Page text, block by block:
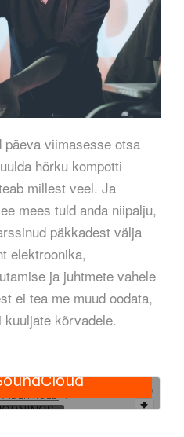
päeva viimasesse otsa
hõrku kompotti
millest veel. Ja
mees tuld anda niipalju,
päkkadest välja
elektroonika,
ja juhtmete vahele
ei tea me muud oodata,
kõrvadele.